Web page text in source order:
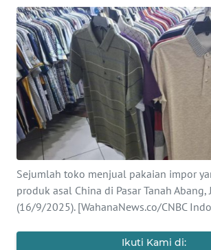
Sejumlah toko menjual pakaian impor
produk asal China di Pasar Tanah Abang,
(16/9/2025). [WahanaNews.co/CNBC
Ikuti Kami di:
EKUIN
SAINS-TEKNO
KESEHATAN
INTERNASIONAL
SERBA-SERBI
PENDIDIKAN